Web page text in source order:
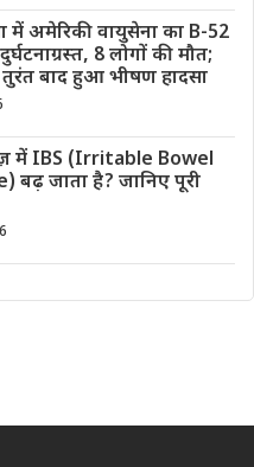
में अमेरिकी वायुसेना का B-52
8 लोगों की मौत;
बाद हुआ भीषण हादसा
में IBS (Irritable Bowel
बढ़ जाता है? जानिए पूरी